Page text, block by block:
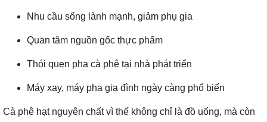
Nhu cầu sống lành mạnh, giảm phụ gia
Quan tâm nguồn gốc thực phẩm
Thói quen pha cà phê tại nhà phát triển
Máy xay, máy pha gia đình ngày càng phổ biến
Cà phê hạt nguyên chất vì thế không chỉ là đồ uống, mà còn